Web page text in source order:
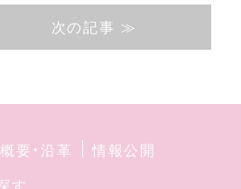
次の記事 ≫
要・沿革
情報公開